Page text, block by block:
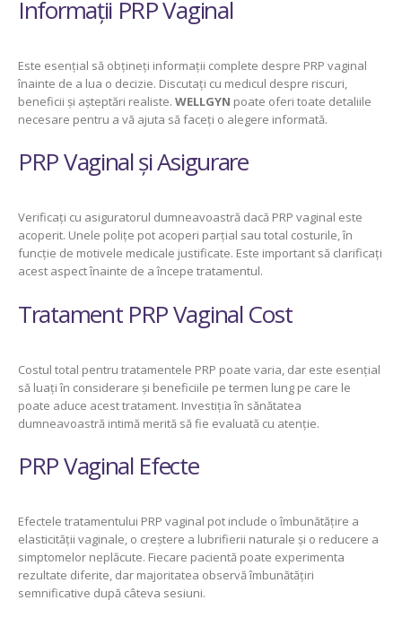
Informații PRP Vaginal
Este esențial să obțineți informații complete despre PRP vaginal
înainte de a lua o decizie. Discutați cu medicul despre riscuri,
beneficii și așteptări realiste. WELLGYN poate oferi toate detaliile
necesare pentru a vă ajuta să faceți o alegere informată.
PRP Vaginal și Asigurare
Verificați cu asiguratorul dumneavoastră dacă PRP vaginal este
acoperit. Unele polițe pot acoperi parțial sau total costurile, în
funcție de motivele medicale justificate. Este important să clarificați
acest aspect înainte de a începe tratamentul.
Tratament PRP Vaginal Cost
Costul total pentru tratamentele PRP poate varia, dar este esențial
să luați în considerare și beneficiile pe termen lung pe care le
poate aduce acest tratament. Investiția în sănătatea
dumneavoastră intimă merită să fie evaluată cu atenție.
PRP Vaginal Efecte
Efectele tratamentului PRP vaginal pot include o îmbunătățire a
elasticității vaginale, o creștere a lubrifierii naturale și o reducere a
simptomelor neplăcute. Fiecare pacientă poate experimenta
rezultate diferite, dar majoritatea observă îmbunătățiri
semnificative după câteva sesiuni.